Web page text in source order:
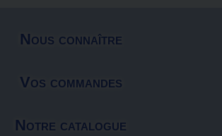
Nous connaître
Vos commandes
Notre catalogue